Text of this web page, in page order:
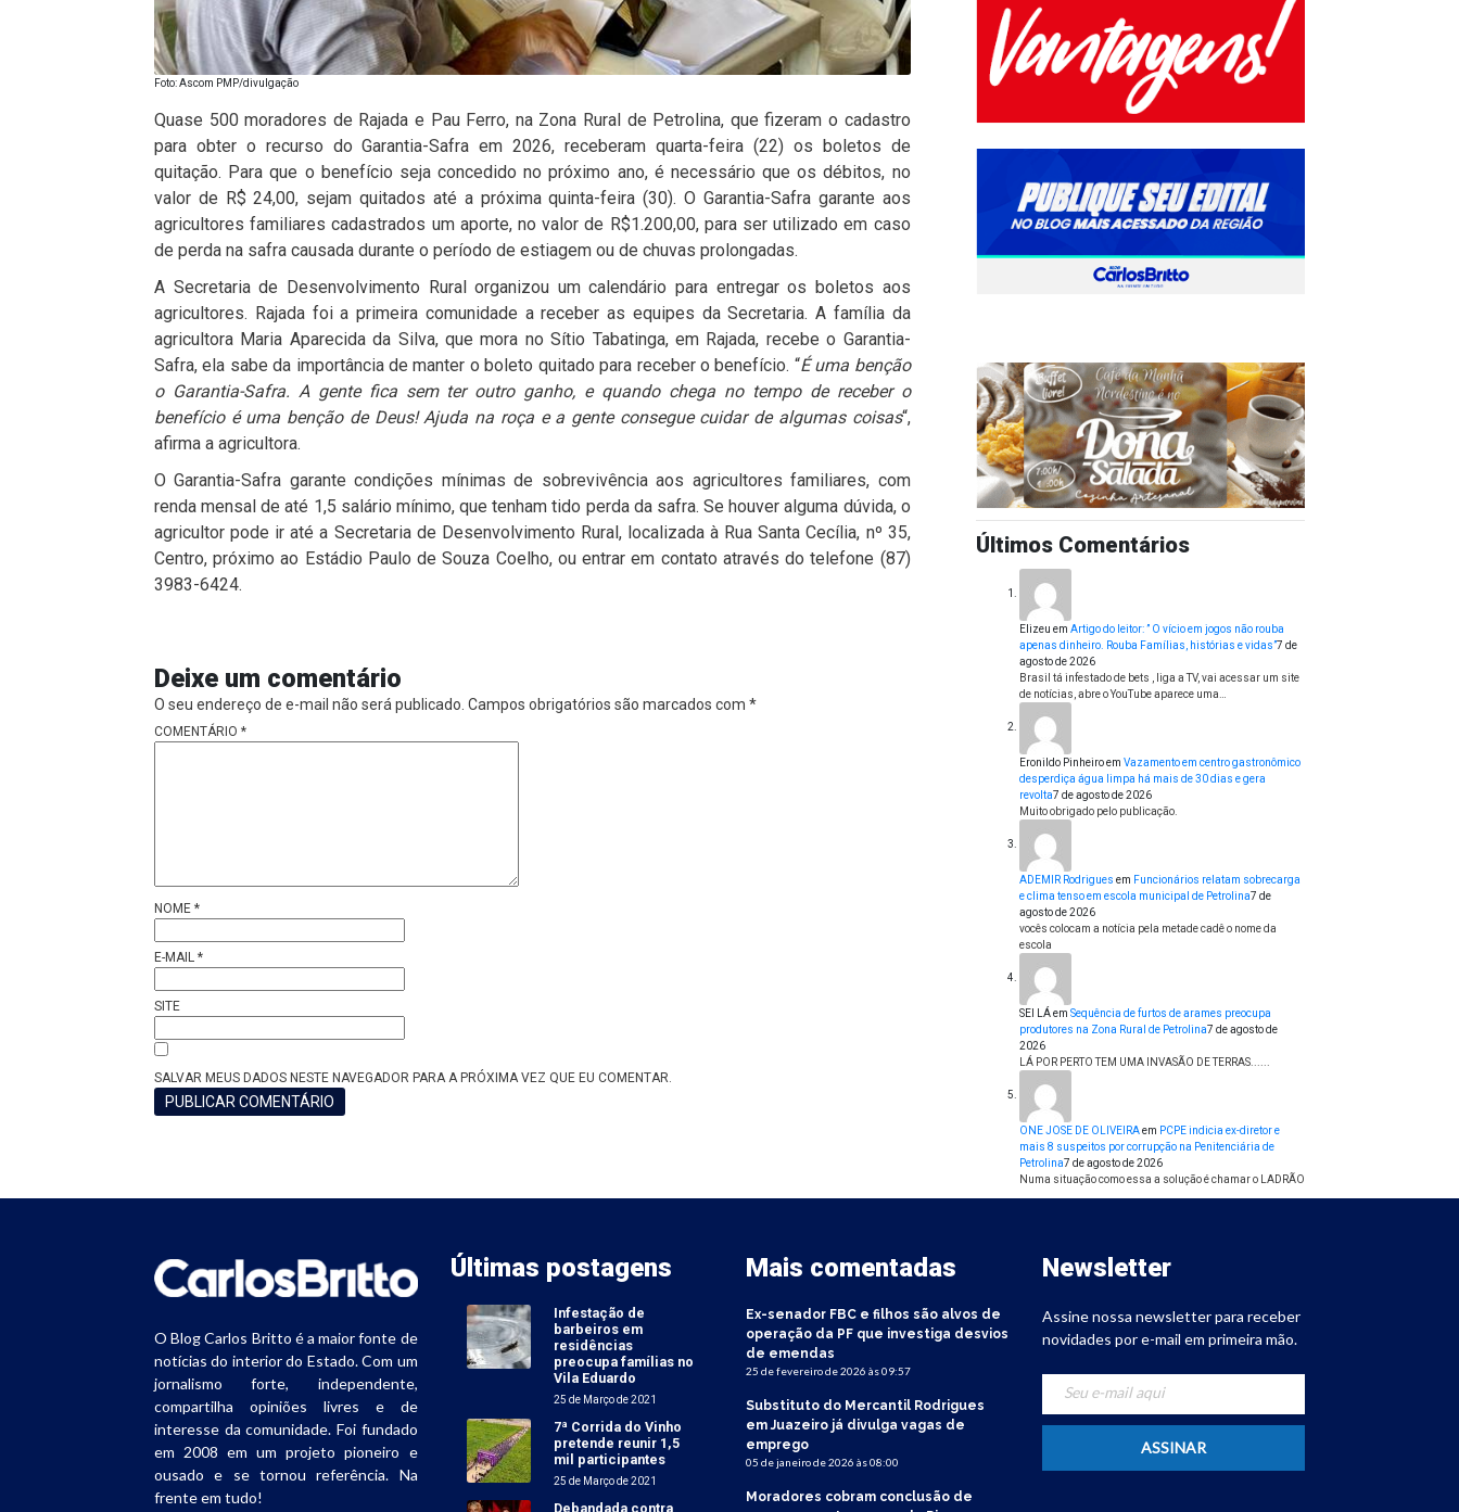
Foto: Ascom PMP/divulgação
Quase 500 moradores de Rajada e Pau Ferro, na Zona Rural de Petrolina, que fizeram o cadastro
para obter o recurso do Garantia-Safra em 2026, receberam quarta-feira (22) os boletos de
quitação. Para que o benefício seja concedido no próximo ano, é necessário que os débitos, no
valor de R$ 24,00, sejam quitados até a próxima quinta-feira (30). O Garantia-Safra garante aos
agricultores familiares cadastrados um aporte, no valor de R$1.200,00, para ser utilizado em caso
de perda na safra causada durante o período de estiagem ou de chuvas prolongadas.
A Secretaria de Desenvolvimento Rural organizou um calendário para entregar os boletos aos
agricultores. Rajada foi a primeira comunidade a receber as equipes da Secretaria. A família da
agricultora Maria Aparecida da Silva, que mora no Sítio Tabatinga, em Rajada, recebe o Garantia-
Safra, ela sabe da importância de manter o boleto quitado para receber o benefício. “É uma benção
o Garantia-Safra. A gente fica sem ter outro ganho, e quando chega no tempo de receber o
benefício é uma benção de Deus! Ajuda na roça e a gente consegue cuidar de algumas coisas“,
afirma a agricultora.
O Garantia-Safra garante condições mínimas de sobrevivência aos agricultores familiares, com
renda mensal de até 1,5 salário mínimo, que tenham tido perda da safra. Se houver alguma dúvida, o
agricultor pode ir até a Secretaria de Desenvolvimento Rural, localizada à Rua Santa Cecília, nº 35,
Centro, próximo ao Estádio Paulo de Souza Coelho, ou entrar em contato através do telefone (87)
3983-6424.
Deixe um comentário
O seu endereço de e-mail não será publicado. Campos obrigatórios são marcados com *
COMENTÁRIO *
NOME *
E-MAIL *
SITE
SALVAR MEUS DADOS NESTE NAVEGADOR PARA A PRÓXIMA VEZ QUE EU COMENTAR.
Últimos Comentários
Elizeu em Artigo do leitor: ” O vício em jogos não rouba
apenas dinheiro. Rouba Famílias, histórias e vidas”7 de
agosto de 2026
Brasil tá infestado de bets , liga a TV, vai acessar um site
de notícias, abre o YouTube aparece uma…
Eronildo Pinheiroem Vazamento em centro gastronômico
desperdiça água limpa há mais de 30 dias e gera
revolta7 de agosto de 2026
Muito obrigado pelo publicação.
ADEMIR Rodrigues em Funcionários relatam sobrecarga
e clima tenso em escola municipal de Petrolina7 de
agosto de 2026
vocês colocam a notícia pela metade cadê o nome da
escola
SEI LÁem Sequência de furtos de arames preocupa
produtores na Zona Rural de Petrolina7 de agosto de
2026
LÁ POR PERTO TEM UMA INVASÃO DE TERRAS......
ONE JOSE DE OLIVEIRAem PCPE indicia ex-diretor e
mais 8 suspeitos por corrupção na Penitenciária de
Petrolina7 de agosto de 2026
Numa situação como essa a solução é chamar o LADRÃO
O Blog Carlos Britto é a maior fonte de
notícias do interior do Estado. Com um
jornalismo forte, independente,
compartilha opiniões livres e de
interesse da comunidade. Foi fundado
em 2008 em um projeto pioneiro e
ousado e se tornou referência. Na
frente em tudo!
Últimas postagens
Infestação de
barbeiros em
residências
preocupa famílias no
Vila Eduardo
25 de Março de 2021
7ª Corrida do Vinho
pretende reunir 1,5
mil participantes
25 de Março de 2021
Debandada contra
Mais comentadas
Ex-senador FBC e filhos são alvos de
operação da PF que investiga desvios
de emendas
25 de fevereiro de 2026 às 09:57
Substituto do Mercantil Rodrigues
em Juazeiro já divulga vagas de
emprego
05 de janeiro de 2026 às 08:00
Moradores cobram conclusão de
Newsletter
Assine nossa newsletter para receber
novidades por e-mail em primeira mão.